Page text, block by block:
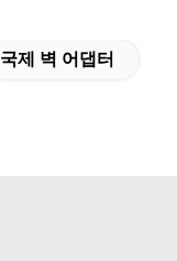
국제 벽 어댑터